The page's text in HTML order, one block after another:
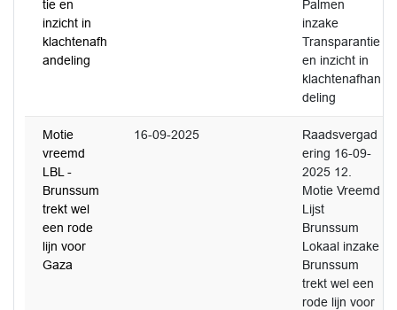
tie en
inzicht in
klachtenafh
andeling
Palmen
inzake
Transparantie
en inzicht in
klachtenafhan
deling
Motie
vreemd
LBL -
Brunssum
trekt wel
een rode
lijn voor
Gaza
16-09-2025
Raadsvergad
ering 16-09-
2025 12.
Motie Vreemd
Lijst
Brunssum
Lokaal inzake
Brunssum
trekt wel een
rode lijn voor